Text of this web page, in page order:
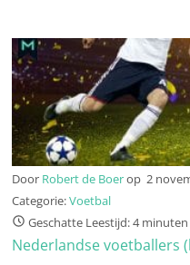
Door Robert de Boerop 2
Categorie:Voetbal
Geschatte Leestijd: 4 minuten
Nederlandse voetballers